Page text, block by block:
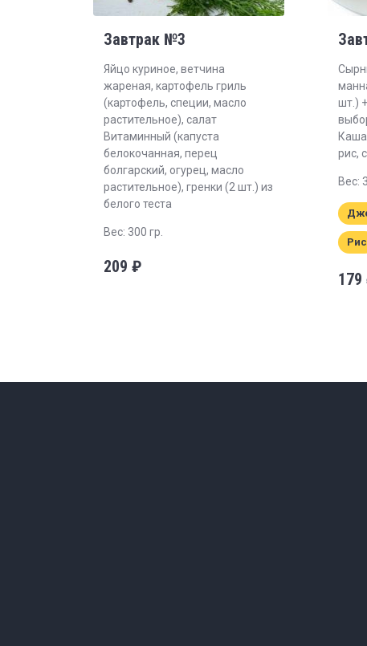
Завтрак №3
Яйцо куриное, ветчина
жареная, картофель гриль
(картофель, специи, масло
растительное), салат
Витаминный (капуста
белокочанная, перец
болгарский, огурец, масло
растительное), гренки (2 шт.) из
белого теста
Вес: 300 гр.
209 ₽
шт.)
рис,
Вес:
Рис
179